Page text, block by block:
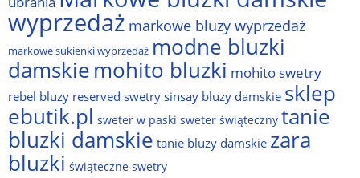
wyprzedaż markowe bluzy wyprzedaż
markowe sukienki wyprzedaż modne bluzki
damskiemohito bluzki mohito swetry
rebel bluzy reserved swetrysinsay bluzy damskie sklep
ebutik.pl sweter w paski sweter świąteczny tanie
bluzki damskie tanie bluzy damskie zara
bluzki świąteczne swetry